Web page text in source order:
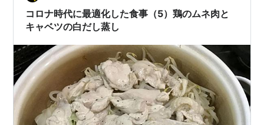
コロナ時代に最適化した食事（5）鶏のムネ肉と
キャベツの白だし蒸し